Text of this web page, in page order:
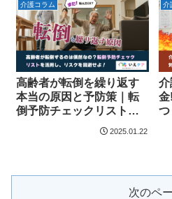
介護コラム
高齢者が転倒を繰り返す
本当の原因と予防策｜転
倒予防チェックリストを
活用して危険を回避
2025.01.22
介
介
金
つ
次のペ